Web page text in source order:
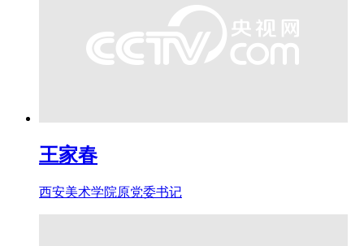
王家春
西安美术学院原党委书记